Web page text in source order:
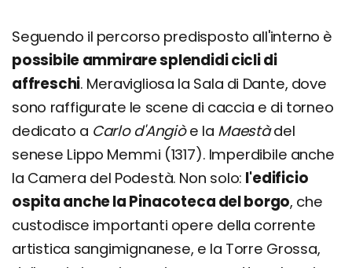
Seguendo il percorso predisposto all'interno è
possibile ammirare splendidi cicli di
affreschi. Meravigliosa la Sala di Dante, dove
sono raffigurate le scene di caccia e di torneo
dedicato a Carlo d'Angiòe la Maestàdel
senese Lippo Memmi (1317). Imperdibile anche
la Camera del Podestà. Non solo: l'edificio
ospita anche la Pinacoteca del borgo, che
custodisce importanti opere della corrente
artistica sangimignanese, e la Torre Grossa,